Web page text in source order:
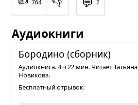
764 2
Аудиокниги
Боро­дино (сбор­ник)
Аудиокнига. 4 ч 22 мин. Читает Татьяна
Новикова.
Бесплатный отрывок: